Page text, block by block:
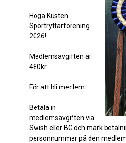
Höga Kusten
Sportryttarförening
2026!
Medlemsavgiften är
480kr
För att bli medlem:
Betala in
medlemsavgiften via
Swish eller BG och märk
personnummer på den